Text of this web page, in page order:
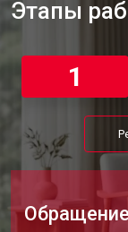
Этапы
1